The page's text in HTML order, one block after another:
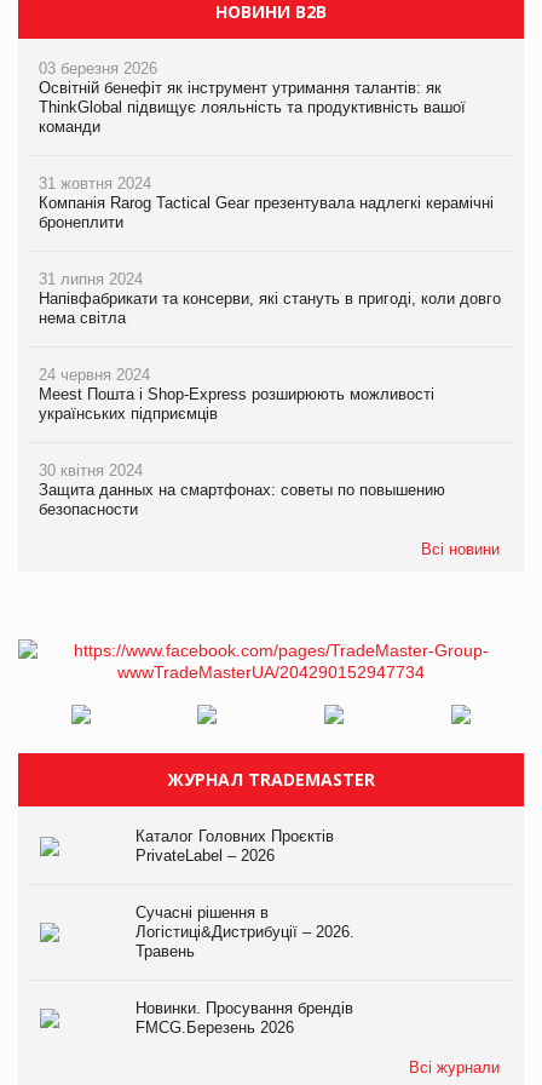
НОВИНИ B2B
03 березня 2026
Освітній бенефіт як інструмент утримання талантів: як
ThinkGlobal підвищує лояльність та продуктивність вашої
команди
31 жовтня 2024
Компанія Rarog Tactical Gear презентувала надлегкі керамічні
бронеплити
31 липня 2024
Напівфабрикати та консерви, які стануть в пригоді, коли довго
нема світла
24 червня 2024
Meest Пошта і Shop-Express розширюють можливості
українських підприємців
30 квітня 2024
Защита данных на смартфонах: советы по повышению
безопасности
Всі новини
ЖУРНАЛ TRADEMASTER
Каталог Головних Проєктів
PrivateLabel – 2026
Сучасні рішення в
Логістиці&Дистрибуції – 2026.
Травень
Новинки. Просування брендів
FMCG.Березень 2026
Всі журнали